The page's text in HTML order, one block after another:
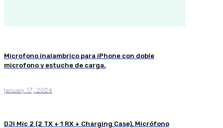
Microfono inalambrico para iPhone con doble
microfono y estuche de carga.
January 17, 2024
DJI Mic 2 (2 TX + 1 RX + Charging Case), Micrófono